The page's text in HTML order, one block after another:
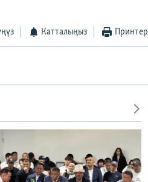
Катталыңыз Принтер